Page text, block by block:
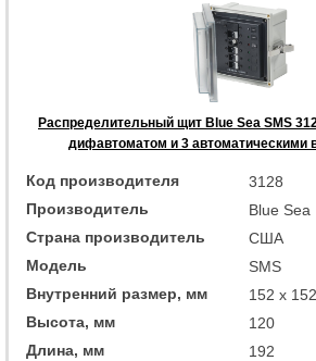
Распределительный щит Blue Sea SMS
дифавтоматом и 3 автоматическими
Код производителя
3128
Производитель
Blue Sea
Страна производитель
США
Модель
SMS
Внутренний размер, мм
152 x
Высота, мм
120
Длина, мм
192